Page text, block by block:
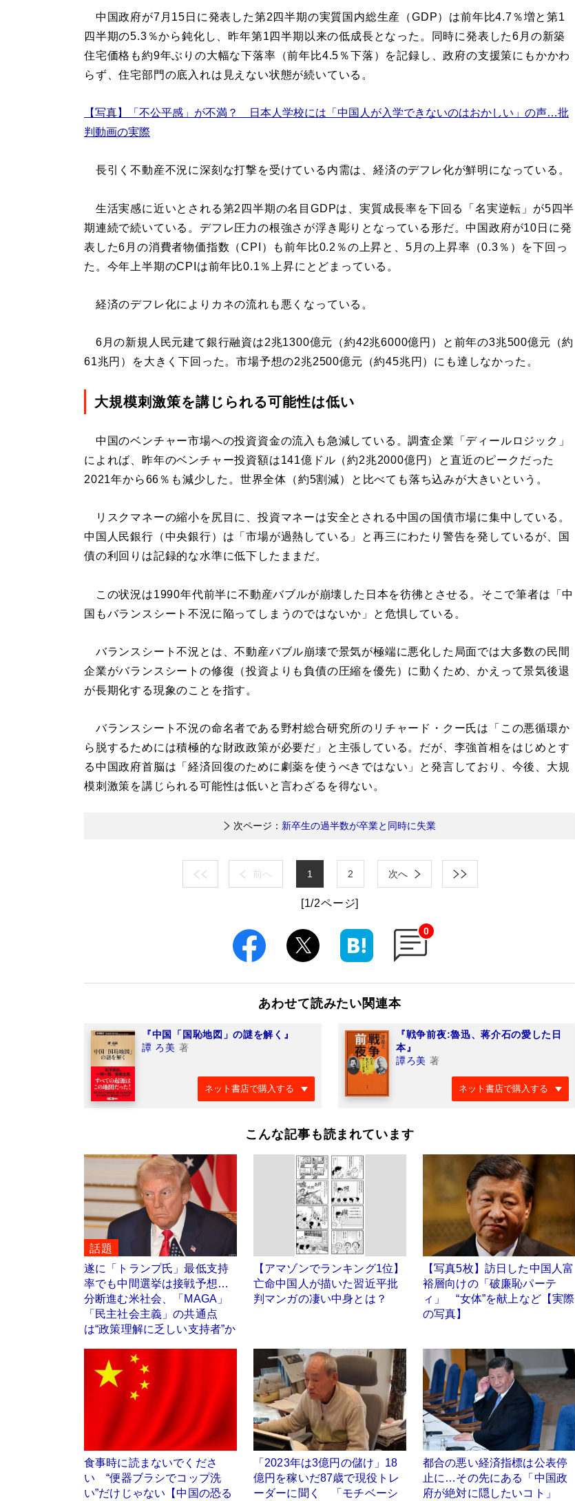
中国政府が7月15日に発表した第2四半期の実質国内総生産（GDP）は前年比4.7％増と第1
四半期の5.3％から鈍化し、昨年第1四半期以来の低成長となった。同時に発表した6月の新築
住宅価格も約9年ぶりの大幅な下落率（前年比4.5％下落）を記録し、政府の支援策にもかかわ
らず、住宅部門の底入れは見えない状態が続いている。
【写真】「不公平感」が不満？ 日本人学校には「中国人が入学できないのはおかしい」の声…批
判動画の実際
長引く不動産不況に深刻な打撃を受けている内需は、経済のデフレ化が鮮明になっている。
生活実感に近いとされる第2四半期の名目GDPは、実質成長率を下回る「名実逆転」が5四半
期連続で続いている。デフレ圧力の根強さが浮き彫りとなっている形だ。中国政府が10日に発
表した6月の消費者物価指数（CPI）も前年比0.2％の上昇と、5月の上昇率（0.3％）を下回っ
た。今年上半期のCPIは前年比0.1％上昇にとどまっている。
経済のデフレ化によりカネの流れも悪くなっている。
6月の新規人民元建て銀行融資は2兆1300億元（約42兆6000億円）と前年の3兆500億元（約
61兆円）を大きく下回った。市場予想の2兆2500億元（約45兆円）にも達しなかった。
大規模刺激策を講じられる可能性は低い
中国のベンチャー市場への投資資金の流入も急減している。調査企業「ディールロジック」
によれば、昨年のベンチャー投資額は141億ドル（約2兆2000億円）と直近のピークだった
2021年から66％も減少した。世界全体（約5割減）と比べても落ち込みが大きいという。
リスクマネーの縮小を尻目に、投資マネーは安全とされる中国の国債市場に集中している。
中国人民銀行（中央銀行）は「市場が過熱している」と再三にわたり警告を発しているが、国
債の利回りは記録的な水準に低下したままだ。
この状況は1990年代前半に不動産バブルが崩壊した日本を彷彿とさせる。そこで筆者は「中
国もバランスシート不況に陥ってしまうのではないか」と危惧している。
バランスシート不況とは、不動産バブル崩壊で景気が極端に悪化した局面では大多数の民間
企業がバランスシートの修復（投資よりも負債の圧縮を優先）に動くため、かえって景気後退
が長期化する現象のことを指す。
バランスシート不況の命名者である野村総合研究所のリチャード・クー氏は「この悪循環か
ら脱するためには積極的な財政政策が必要だ」と主張している。だが、李強首相をはじめとす
る中国政府首脳は「経済回復のために劇薬を使うべきではない」と発言しており、今後、大規
模刺激策を講じられる可能性は低いと言わざるを得ない。
次ページ： 新卒生の過半数が卒業と同時に失業
前へ 1 2 次へ
[1/2ページ]
0
あわせて読みたい関連本
『中国「国恥地図」の謎を解く』
譚 ろ美 著
ネット書店で購入する
『戦争前夜:魯迅、蒋介石の愛した日
本』
譚ろ美 著
ネット書店で購入する
こんな記事も読まれています
話題
遂に「トランプ氏」最低支持
率でも中間選挙は接戦予想…
分断進む米社会、「MAGA」
「民主社会主義」の共通点
は“政策理解に乏しい支持者”か
【アマゾンでランキング1位】
亡命中国人が描いた習近平批
判マンガの凄い中身とは？
【写真5枚】訪日した中国人富
裕層向けの「破廉恥パーテ
ィ」 “女体”を献上など【実際
の写真】
食事時に読まないでくださ
い “便器ブラシでコップ洗
い”だけじゃない【中国の恐る
「2023年は3億円の儲け」18
億円を稼いだ87歳で現役トレ
ーダーに聞く 「モチベーシ
都合の悪い経済指標は公表停
止に…その先にある「中国政
府が絶対に隠したいコト」